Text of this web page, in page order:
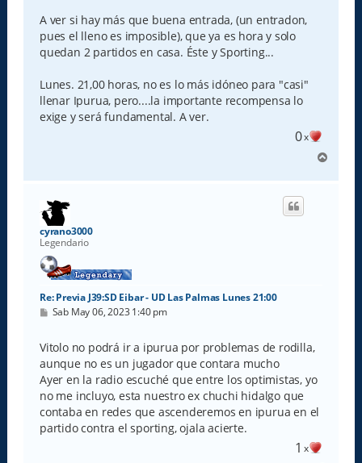
A ver si hay más que buena entrada, (un entradon,
pues el lleno es imposible), que ya es hora y solo
quedan 2 partidos en casa. Éste y Sporting...
Lunes. 21,00 horas, no es lo más idóneo para "casi"
llenar Ipurua, pero....la importante recompensa lo
exige y será fundamental. A ver.
0x
r
cyrano3000
Legendario
Re: Previa J39:SD Eibar - UD Las Palmas Lunes 21:00
M
s
a
j
e
Sab May 06, 2023 1:40 pm
Vitolo no podrá ir a ipurua por problemas de rodilla,
aunque no es un jugador que contara mucho
Ayer en la radio escuché que entre los optimistas, yo
no me incluyo, esta nuestro ex chuchi hidalgo que
contaba en redes que ascenderemos en ipurua en el
partido contra el sporting, ojala acierte.
1 x